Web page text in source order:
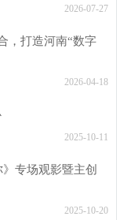
2026-07-27
，打造河南“数字
2026-04-18
2025-10-11
专场观影暨主创
2025-10-20